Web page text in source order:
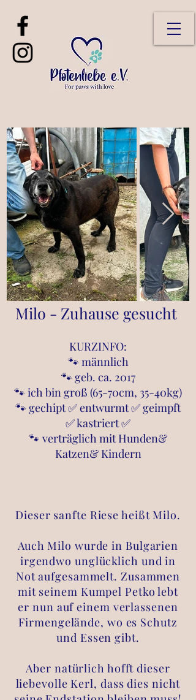
Milo - Zuhause gesucht
KURZINFO:
🐾 männlich
🐾 geb. ca. 2017
🐾 ich bin groß (65-70cm, 35-40kg)
🐾 gechipt ✅ entwurmt ✅ geimpft
✅ kastriert ✅
🐾 verträglich mit Hunden&
Katzen& Kindern
Dieser sanfte Riese heißt Milo.
Auch Milo wurde in Bulgarien
irgendwo unglücklich und in
Not aufgesammelt. Zusammen
mit seinem Kumpel Petko lebt
er nun auf einem verlassenen
Firmengelände, wo es Schutz
und Essen gibt.
Aber natürlich hofft dieser
liebevolle Kerl, dass dies nicht